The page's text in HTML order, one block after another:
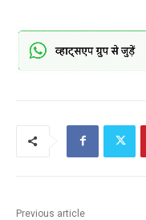
Previous article